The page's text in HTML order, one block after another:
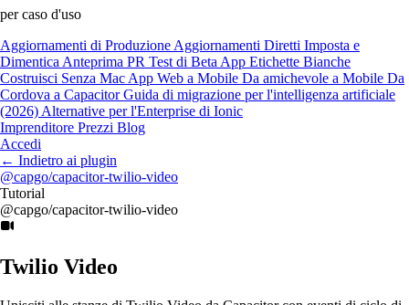
per caso d'uso
Aggiornamenti di Produzione Aggiornamenti Diretti Imposta e
Dimentica Anteprima PR Test di Beta App Etichette Bianche
Costruisci Senza Mac App Web a Mobile Da amichevole a Mobile Da
Cordova a CapacitorGuida di migrazione per l'intelligenza artificiale
(2026) Alternative per l'Enterprise di Ionic
Imprenditore Prezzi Blog
Accedi
← Indietro ai plugin
@capgo/capacitor-twilio-video
Tutorial
@capgo/capacitor-twilio-video
Twilio Video